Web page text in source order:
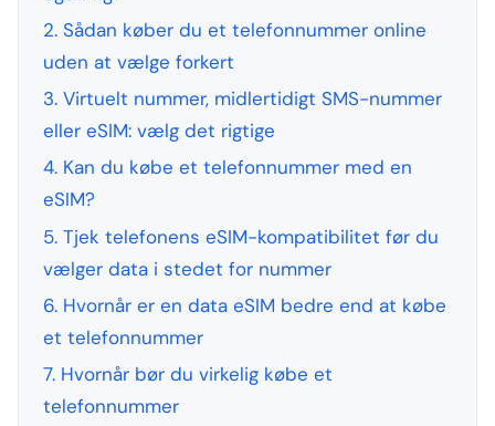
2. Sådan køber du et telefonnummer online
uden at vælge forkert
3. Virtuelt nummer, midlertidigt SMS-nummer
eller eSIM: vælg det rigtige
4. Kan du købe et telefonnummer med en
eSIM?
5. Tjek telefonens eSIM-kompatibilitet før du
vælger data i stedet for nummer
6. Hvornår er en data eSIM bedre end at købe
et telefonnummer
7. Hvornår bør du virkelig købe et
telefonnummer